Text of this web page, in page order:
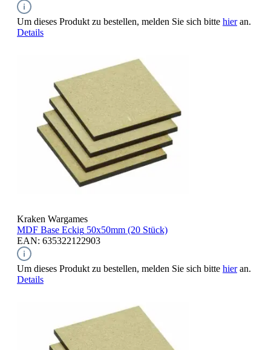
Um dieses Produkt zu bestellen, melden Sie sich bitte hieran.
Details
Kraken Wargames
MDF Base Eckig 50x50mm (20 Stück)
EAN: 635322122903
Um dieses Produkt zu bestellen, melden Sie sich bitte hieran.
Details